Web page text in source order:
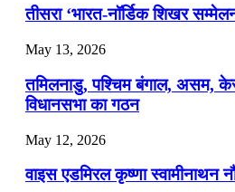
📝 डेली करेंट अफेयर्स: 19-21
July 19, 2026
📝 डेली करेंट अफेयर्स: 16-18
तीसरा ‘भारत-नॉर्डिक शिखर
May 13, 2026
तमिलनाडु, पश्चिम बंगाल, असम,
विधानसभा का गठन
May 12, 2026
वाइस एडमिरल कृष्णा स्वामीनाथन